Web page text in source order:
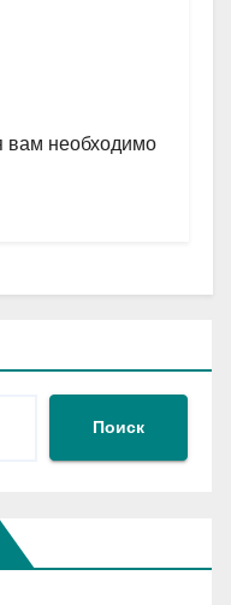
и
вам необходимо
Поиск